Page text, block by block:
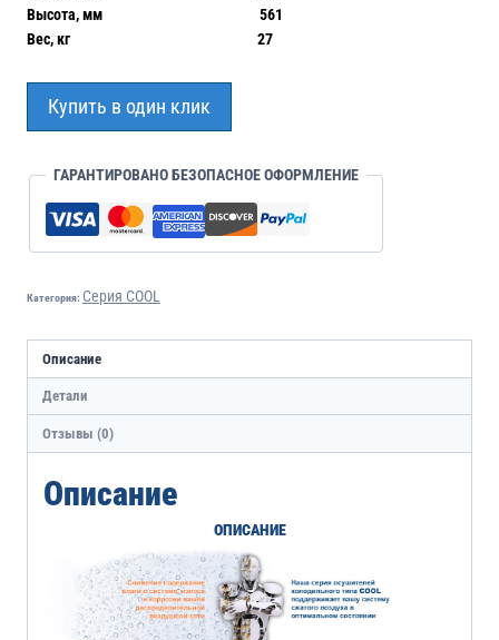
Высота, мм 561
Вес, кг 27
Купить в один клик
ГАРАНТИРОВАНО БЕЗОПАСНОЕ ОФОРМЛЕНИЕ
Категория: Серия COOL
Описание
Детали
Отзывы (0)
Описание
ОПИСАНИЕ